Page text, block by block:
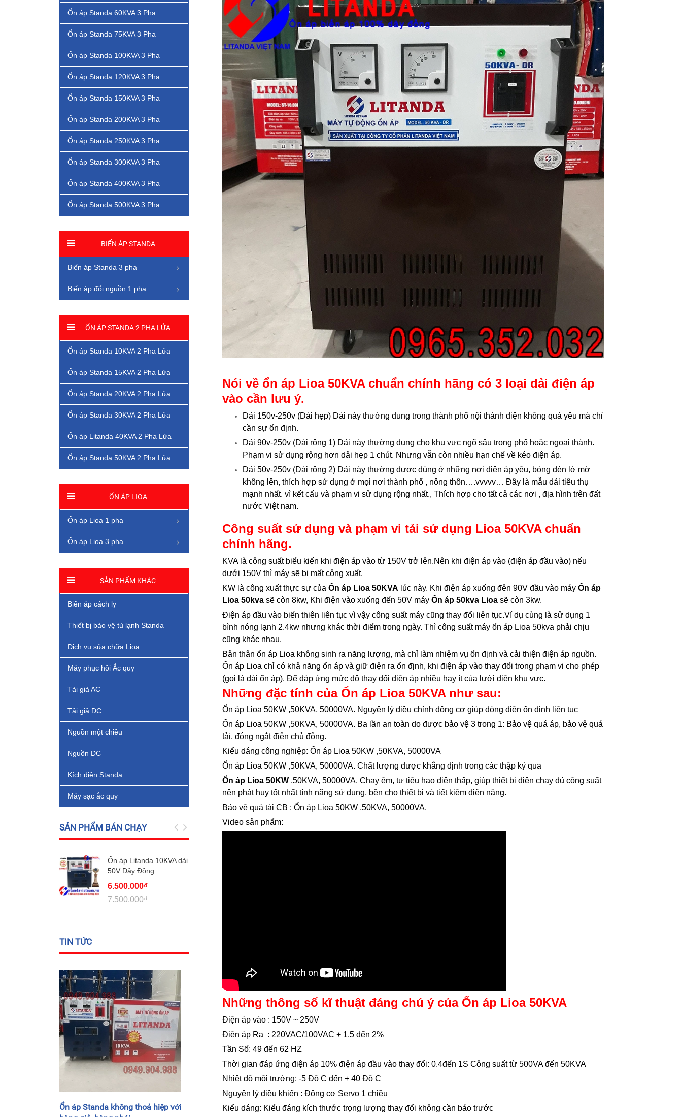
Nói về ổn áp Lioa 50KVA chuẩn chính hãng có 3 loại dải điện áp
vào cần lưu ý.
Dải 150v-250v (Dải hẹp) Dải này thường dung trong thành phố nội thành điện không quá yêu mà chỉ
cần sự ổn định.
Dải 90v-250v (Dải rộng 1) Dải này thường dung cho khu vực ngõ sâu trong phố hoặc ngoại thành.
Phạm vi sử dụng rộng hơn dải hẹp 1 chút. Nhưng vẫn còn nhiều hạn chế về kéo điện áp.
Dải 50v-250v (Dải rộng 2) Dải này thường được dùng ở những nơi điện áp yêu, bóng đèn lờ mờ
không lên, thích hợp sử dụng ở mọi nơi thành phố , nông thôn….vvvvv… Đây là mẫu dải tiêu thụ
mạnh nhất. vì kết cấu và phạm vi sử dụng rộng nhất., Thích hợp cho tất cả các nơi , địa hình trên đất
nước Việt nam.
Công suất sử dụng và phạm vi tải sử dụng Lioa 50KVA chuẩn
chính hãng.
KVA là công suất biểu kiến khi điện áp vào từ 150V trở lên.Nên khi điện áp vào (điện áp đầu vào) nếu
dưới 150V thì máy sẽ bị mất công xuất.
KW là công xuất thực sự của Ổn áp Lioa 50KVA lúc này. Khi điện áp xuống đên 90V đầu vào máy Ổn áp
Lioa 50kva sẽ còn 8kw, Khi điện vào xuống đến 50V máy Ổn áp 50kva Lioa sẽ còn 3kw.
Điện áp đầu vào biến thiên liên tục vì vậy công suất máy cũng thay đổi liên tục.Ví dụ cùng là sử dụng 1
bình nóng lạnh 2.4kw nhưng khác thời điểm trong ngày. Thì công suất máy ổn áp Lioa 50kva phải chịu
cũng khác nhau.
Bản thân ổn áp Lioa không sinh ra năng lượng, mà chỉ làm nhiệm vụ ổn định và cải thiện điện áp nguồn.
Ổn áp Lioa chỉ có khả năng ổn áp và giữ điện ra ổn định, khi điện áp vào thay đổi trong phạm vi cho phép
(gọi là dải ổn áp). Để đáp ứng mức độ thay đổi điện áp nhiều hay ít của lưới điện khu vực.
Những đặc tính của Ổn áp Lioa 50KVA như sau:
Ổn áp Lioa 50KW ,50KVA, 50000VA. Nguyên lý điều chỉnh động cơ giúp dòng điện ổn định liên tục
Ổn áp Lioa 50KW ,50KVA, 50000VA. Ba lần an toàn do được bảo vệ 3 trong 1: Bảo vệ quá áp, bảo vệ quá
tải, đóng ngắt điện chủ động.
Kiểu dáng công nghiệp: Ổn áp Lioa 50KW ,50KVA, 50000VA
Ổn áp Lioa 50KW ,50KVA, 50000VA. Chất lượng được khẳng định trong các thập kỷ qua
Ổn áp Lioa 50KW ,50KVA, 50000VA. Chạy êm, tự tiêu hao điện thấp, giúp thiết bị điện chạy đủ công suất
nên phát huy tốt nhất tính năng sử dụng, bền cho thiết bị và tiết kiệm điện năng.
Bảo vệ quá tải CB : Ổn áp Lioa 50KW ,50KVA, 50000VA.
Video sản phẩm:
Những thông số kĩ thuật đáng chú ý của Ổn áp Lioa 50KVA
Điện áp vào : 150V ~ 250V
Điện áp Ra : 220VAC/100VAC + 1.5 đến 2%
Tần Số: 49 đến 62 HZ
Thời gian đáp ứng điện áp 10% điện áp đầu vào thay đổi: 0.4đến 1S Công suất từ 500VA đến 50KVA
Nhiệt độ môi trường: -5 Độ C đến + 40 Độ C
Nguyên lý điều khiển : Động cơ Servo 1 chiều
Kiểu dáng: Kiểu đáng kích thước trọng lượng thay đổi không cần báo trước
Ổn áp Standa 60KVA 3 Pha
Ổn áp Standa 75KVA 3 Pha
Ổn áp Standa 100KVA 3 Pha
Ổn áp Standa 120KVA 3 Pha
Ổn áp Standa 150KVA 3 Pha
Ổn áp Standa 200KVA 3 Pha
Ổn áp Standa 250KVA 3 Pha
Ổn áp Standa 300KVA 3 Pha
Ổn áp Standa 400KVA 3 Pha
Ổn áp Standa 500KVA 3 Pha
BIẾN ÁP STANDA
Biến áp Standa 3 pha
Biến áp đổi nguồn 1 pha
ỔN ÁP STANDA 2 PHA LỬA
Ổn áp Standa 10KVA 2 Pha Lửa
Ổn áp Standa 15KVA 2 Pha Lửa
Ổn áp Standa 20KVA 2 Pha Lửa
Ổn áp Standa 30KVA 2 Pha Lửa
Ổn áp Litanda 40KVA 2 Pha Lửa
Ổn áp Standa 50KVA 2 Pha Lửa
ỔN ÁP LIOA
Ổn áp Lioa 1 pha
Ổn áp Lioa 3 pha
SẢN PHẨM KHÁC
Biến áp cách ly
Thiết bị bảo vệ tủ lạnh Standa
Dịch vụ sửa chữa Lioa
Máy phục hồi Ắc quy
Tải giả AC
Tải giả DC
Nguồn một chiều
Nguồn DC
Kích điện Standa
Máy sạc ắc quy
SẢN PHẨM BÁN CHẠY
Ổn áp Litanda 10KVA dải
50V Dây Đồng ...
6.500.000₫
7.500.000₫
TIN TỨC
Ổn áp Standa không thoả hiệp với